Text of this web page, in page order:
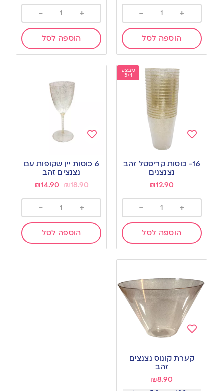
+
-
הוספה לסל
+
-
הוספה לסל
מבצע
3+1
to
wishlist
16- כוסות קריסטל זהב
נצנצנים
₪12.90
+
-
הוספה לסל
to
wishlist
6 כוסות יין שקופות עם
נצנצים זהב
₪18.90
₪14.90
+
-
הוספה לסל
to
wishlist
קערת קונוס נצנצים
זהב
₪8.90